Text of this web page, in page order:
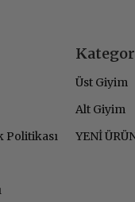
Politikası
Üst Giyim
Alt Giyim
YENİ